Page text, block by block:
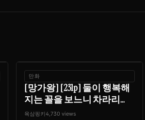
만화
[망가왕] [231p] 둘이 행복해
지는 꼴을 보느니 차라리...
육삼핑키4,730 views